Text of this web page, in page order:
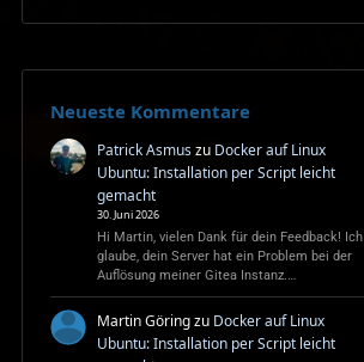
Neueste Kommentare
Patrick Asmuszu Docker auf Linux
Ubuntu: Installation per Script leicht
gemacht
30. Juni 2026
Hi Martin, vielen Dank für dein Feedback! Ich
glaube, dein Server hat ein Problem bei der
Auflösung meiner Gitea Instanz.…
Martin Göringzu Docker auf Linux
Ubuntu: Installation per Script leicht